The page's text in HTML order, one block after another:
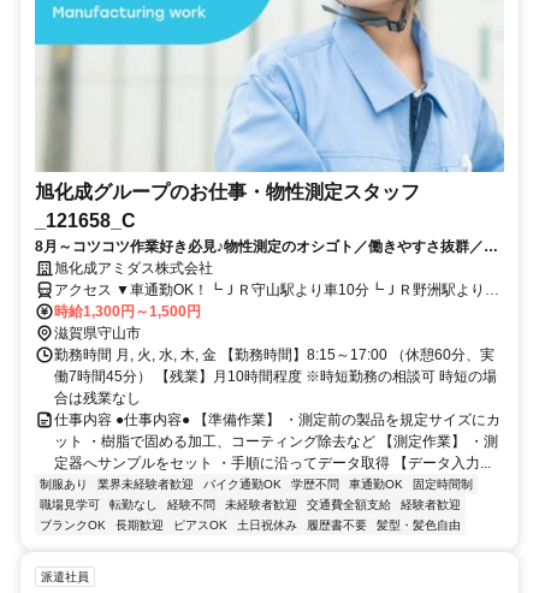
旭化成グループのお仕事・物性測定スタッフ
_121658_C
8月～コツコツ作業好き必見♪物性測定のオシゴト／働きやすさ抜群／未
経験OK／アミダス派遣スタッフ活躍中
旭化成アミダス株式会社
アクセス ▼車通勤OK！┗ＪＲ守山駅より車10分┗ＪＲ野洲駅より車
10分┗ＪＲ草津駅より車20分
時給1,300円～1,500円
滋賀県守山市
勤務時間 月, 火, 水, 木, 金 【勤務時間】8:15～17:00 （休憩60分、実
働7時間45分） 【残業】月10時間程度 ※時短勤務の相談可 時短の場
合は残業なし
仕事内容 ●仕事内容● 【準備作業】 ・測定前の製品を規定サイズにカ
ット ・樹脂で固める加工、コーティング除去など 【測定作業】 ・測
定器へサンプルをセット ・手順に沿ってデータ取得 【データ入力...
制服あり 業界未経験者歓迎 バイク通勤OK 学歴不問 車通勤OK
固定時間制
職場見学可
転勤なし 経験不問 未経験者歓迎 交通費全額支給
経験者歓迎
ブランクOK
長期歓迎 ピアスOK 土日祝休み 履歴書不要 髪型・髪色自由
派遣社員